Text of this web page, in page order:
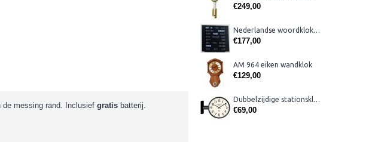
€249,00
Nederlandse woordklok zwart AMS 1265
€177,00
AM 964 eiken wandklok
€129,00
Dubbelzijdige stationsklok metaal 1879
€69,00
de messing rand. Inclusief gratis batterij.